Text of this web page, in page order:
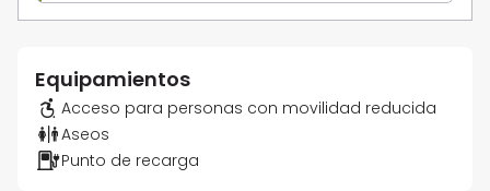
Equipamientos
Acceso para personas con movilidad reducida
Aseos
Punto de recarga